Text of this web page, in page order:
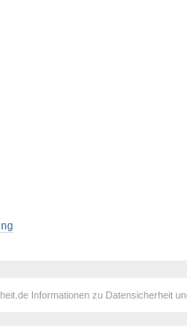
Informationen zu Datensicherheit